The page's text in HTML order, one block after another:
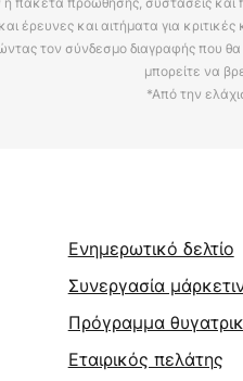
έρευνες και αιτήματα για
τον σύνδεσμο διαγραφής που
μπορείτε να
*Από την
Ενημερωτικό δελτίο
Συνεργασία
Πρόγραμμα
Εταιρικός πελάτης